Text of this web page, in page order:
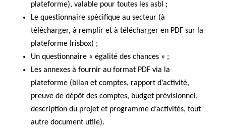
plateforme), valable pour toutes les asbl ;
Le questionnaire spécifique au secteur (à
télécharger, à remplir et à télécharger en PDF sur la
plateforme Irisbox) ;
Un questionnaire « égalité des chances » ;
Les annexes à fournir au format PDF via la
plateforme (bilan et comptes, rapport d’activité,
preuve de dépôt des comptes, budget prévisionnel,
description du projet et programme d’activités, tout
autre document utile).